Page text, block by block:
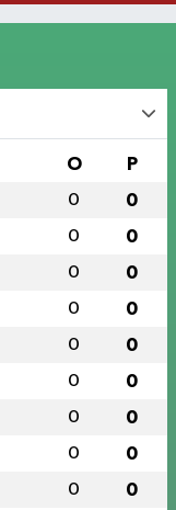
O P
0 0
0 0
0 0
0 0
0 0
0 0
0 0
0 0
0 0